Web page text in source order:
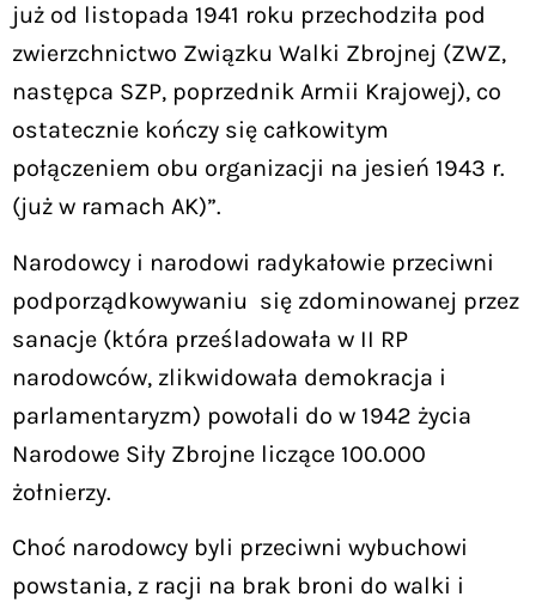
już od listopada 1941 roku przechodziła pod
zwierzchnictwo Związku Walki Zbrojnej (ZWZ,
następca SZP, poprzednik Armii Krajowej), co
ostatecznie kończy się całkowitym
połączeniem obu organizacji na jesień 1943 r.
(już w ramach AK)”.
Narodowcy i narodowi radykałowie przeciwni
podporządkowywaniu się zdominowanej przez
sanacje (która prześladowała w II RP
narodowców, zlikwidowała demokracja i
parlamentaryzm) powołali do w 1942 życia
Narodowe Siły Zbrojne liczące 100.000
żołnierzy.
Choć narodowcy byli przeciwni wybuchowi
powstania, z racji na brak broni do walki i